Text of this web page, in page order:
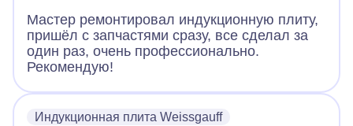
Мастер ремонтировал индукционную плиту,
пришёл с запчастями сразу, все сделал за
один раз, очень профессионально.
Рекомендую!
Индукционная плита Weissgauff